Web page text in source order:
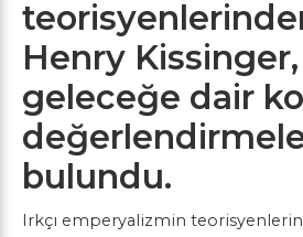
Henry Kissinger,
geleceğe dair
bulundu.
Irkçı emperyalizmin